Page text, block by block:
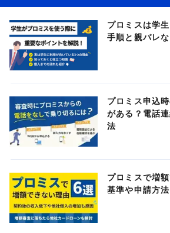
プロミスは学
手順と親バレ
プロミス申込
がある？電話
法
プロミスで増
基準や申請方